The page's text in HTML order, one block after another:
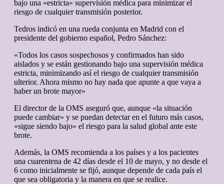
bajo una «estricta» supervisión médica para minimizar el
riesgo de cualquier transmisión posterior.
Tedros indicó en una rueda conjunta en Madrid con el
presidente del gobierno español, Pedro Sánchez:
«Todos los casos sospechosos y confirmados han sido
aislados y se están gestionando bajo una supervisión médica
estricta, minimizando así el riesgo de cualquier transmisión
ulterior. Ahora mismo no hay nada que apunte a que vaya a
haber un brote mayor»
El director de la OMS aseguró que, aunque «la situación
puede cambiar» y se puedan detectar en el futuro más casos,
«sigue siendo bajo» el riesgo para la salud global ante este
brote.
Además, la OMS recomienda a los países y a los pacientes
una cuarentena de 42 días desde el 10 de mayo, y no desde el
6 como inicialmente se fijó, aunque depende de cada país el
que sea obligatoria y la manera en que se realice.